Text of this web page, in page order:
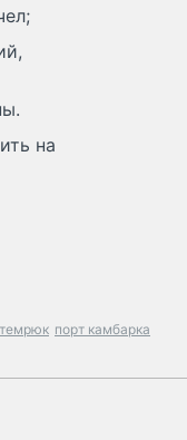
на
порт камбарка